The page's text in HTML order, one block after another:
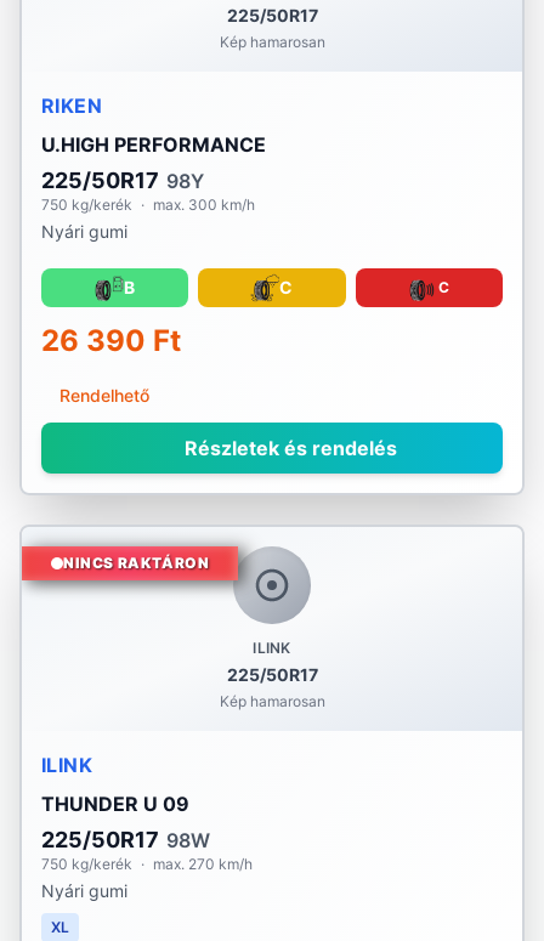
225/50R17
Kép hamarosan
RIKEN
U.HIGH PERFORMANCE
225/50R17 98Y
750 kg/kerék · max. 300 km/h
Nyári gumi
B C C
26 390 Ft
Rendelhető
Részletek és rendelés
ILINK
225/50R17
Kép hamarosan
NINCS RAKTÁRON
ILINK
THUNDER U 09
225/50R17 98W
750 kg/kerék · max. 270 km/h
Nyári gumi
XL